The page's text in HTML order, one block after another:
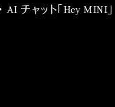
AI チャット「Hey MINI」